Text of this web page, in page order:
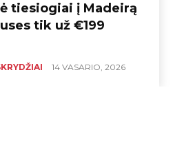
tiesiogiai į Madeirą
tik už €199
14 VASARIO, 2026